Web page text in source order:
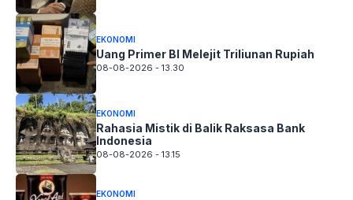
EKONOMI
Uang Primer BI Melejit Triliunan Rupiah
08-08-2026 - 13.30
EKONOMI
Rahasia Mistik di Balik Raksasa Bank
Indonesia
08-08-2026 - 13.15
EKONOMI